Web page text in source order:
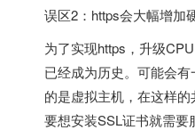
误区2：https会大幅增加
为了实现https，升级
已经成为历史。可能会
的是虚拟主机，在这样
要想安装SSL证书就需